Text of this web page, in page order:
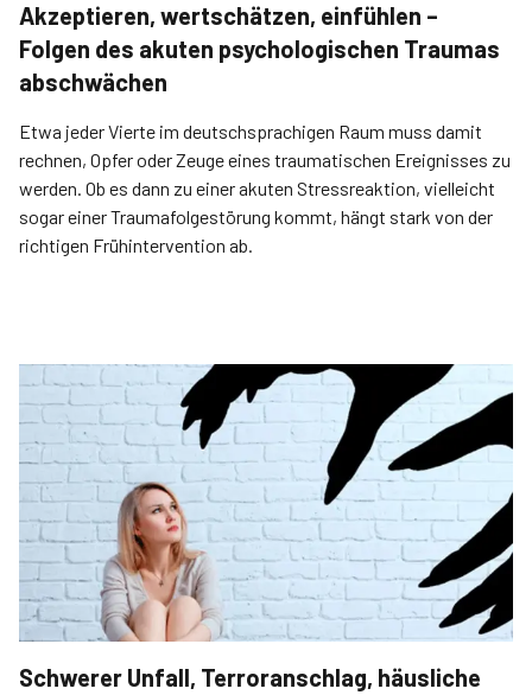
Akzeptieren, wertschätzen, einfühlen –
Folgen des akuten psychologischen Traumas
abschwächen
Etwa jeder Vierte im deutschsprachigen Raum muss damit
rechnen, Opfer oder Zeuge eines traumatischen Ereignisses zu
werden. Ob es dann zu einer akuten Stressreaktion, vielleicht
sogar einer Traumafolgestörung kommt, hängt stark von der
richtigen Frühintervention ab.
Schwerer Unfall, Terroranschlag, häusliche